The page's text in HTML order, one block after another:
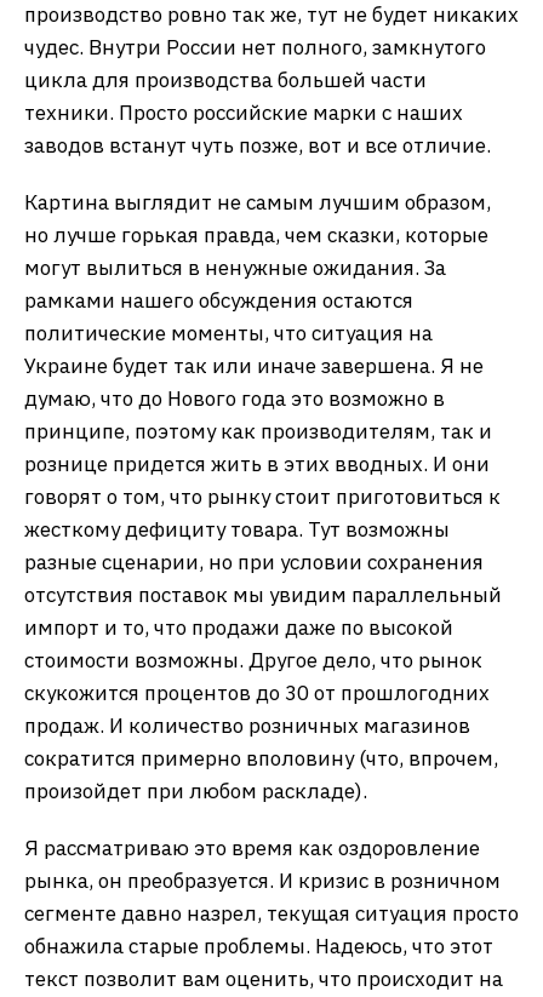
производство ровно так же, тут не будет никаких
чудес. Внутри России нет полного, замкнутого
цикла для производства большей части
техники. Просто российские марки с наших
заводов встанут чуть позже, вот и все отличие.
Картина выглядит не самым лучшим образом,
но лучше горькая правда, чем сказки, которые
могут вылиться в ненужные ожидания. За
рамками нашего обсуждения остаются
политические моменты, что ситуация на
Украине будет так или иначе завершена. Я не
думаю, что до Нового года это возможно в
принципе, поэтому как производителям, так и
рознице придется жить в этих вводных. И они
говорят о том, что рынку стоит приготовиться к
жесткому дефициту товара. Тут возможны
разные сценарии, но при условии сохранения
отсутствия поставок мы увидим параллельный
импорт и то, что продажи даже по высокой
стоимости возможны. Другое дело, что рынок
скукожится процентов до 30 от прошлогодних
продаж. И количество розничных магазинов
сократится примерно вполовину (что, впрочем,
произойдет при любом раскладе).
Я рассматриваю это время как оздоровление
рынка, он преобразуется. И кризис в розничном
сегменте давно назрел, текущая ситуация просто
обнажила старые проблемы. Надеюсь, что этот
текст позволит вам оценить, что происходит на